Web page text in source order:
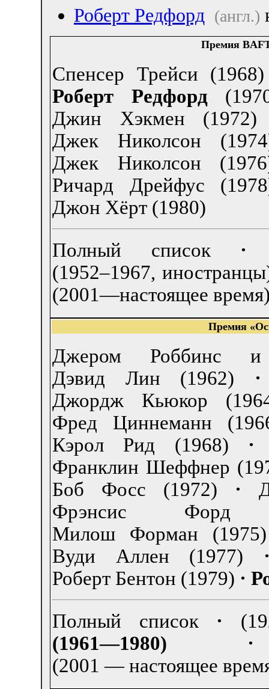
Роберт Редфорд (англ.)
Премия
Спенсер Трейси (1968)
Роберт Редфорд
Джин Хэкмен (1972)
Джек Николсон
Джек Николсон
Ричард Дрейфус
Джон Хёрт (1980)
Полный список·
(1952–1967,
(2001—настоящее
Премия
Джером Роббинс
Дэвид Лин (1962) ·
Джордж Кьюкор
Фред Циннеманн
Кэрол Рид (1968) ·
Франклин Шеффнер
Боб Фосс (1972) ·
Фрэнсис Форд
Милош Форман (1975)
Вуди Аллен (1977)
Роберт Бентон (1979) ·
Полный список·
(1961—1980) ·
(2001 — настоящее